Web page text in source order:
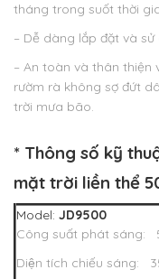
tháng trong suốt thời
– Dễ dàng lắp đặt và sử
– An toàn và thân thiện
rườm rà không sợ đứt
trời mưa bão.
* Thông số kỹ
mặt trời liền thể
Model: JD9500
Công suất phát sáng:
Diện tích chiếu sáng: